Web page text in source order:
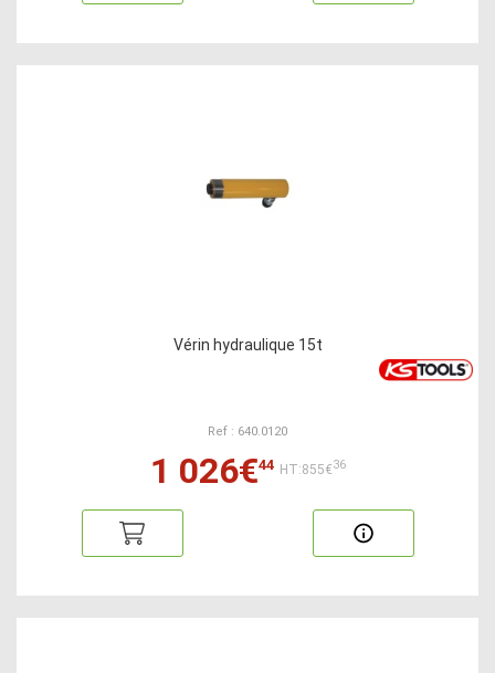
Vérin hydraulique 15t
Ref : 640.0120
1 026€44 HT:855€36